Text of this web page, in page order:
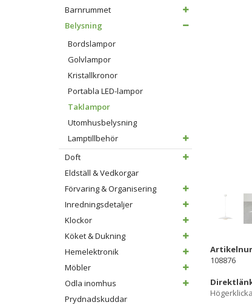
Barnrummet
Belysning
Bordslampor
Golvlampor
Kristallkronor
Portabla LED-lampor
Taklampor
Utomhusbelysning
Lamptillbehör
Doft
Eldställ & Vedkorgar
Förvaring & Organisering
Inredningsdetaljer
Klockor
Köket & Dukning
Hemelektronik
Möbler
Odla inomhus
Prydnadskuddar
108876